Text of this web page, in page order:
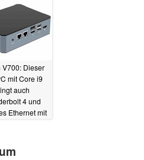
V700: Dieser
mit Core i9
auch
4 und
Ethernet mit